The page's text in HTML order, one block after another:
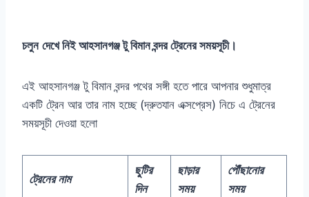
চলুন দেখে নিই আহসানগঞ্জ টু বিমান বন্দর ট্রেনের সময়সূচী।
এই আহসানগঞ্জ টু বিমান বন্দর পথের সঙ্গী হতে পারে আপনার শুধুমাত্র
একটি ট্রেন আর তার নাম হচ্ছে (দ্রুতযান এক্সপ্রেস) নিচে এ ট্রেনের
সময়সূচী দেওয়া হলো
ট্রেনের নাম
ছুটির
দিন
ছাড়ার
সময়
পৌঁছানোর
সময়